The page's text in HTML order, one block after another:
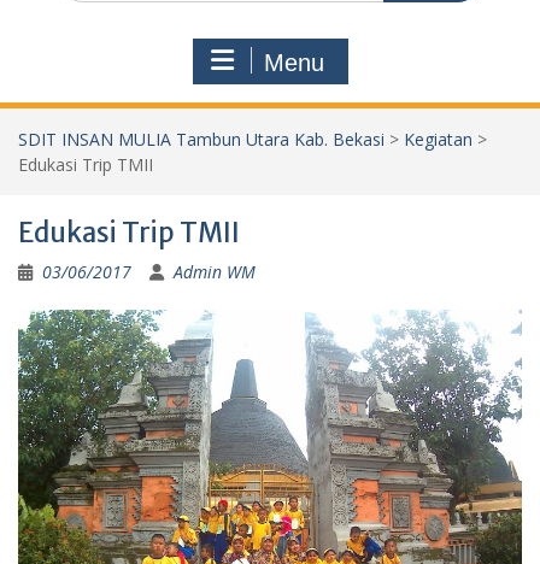
Menu
SDIT INSAN MULIA Tambun Utara Kab. Bekasi > Kegiatan >
Edukasi Trip TMII
Edukasi Trip TMII
03/06/2017 Admin WM